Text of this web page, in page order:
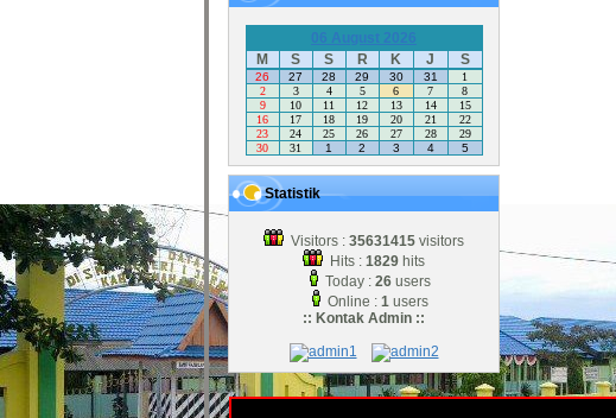
06 August 2026
M
S S R K J S
26 27 28 29 30 31
1
2
3 4 5 6 7
8
9
10 11 12 13 14
15
16
17 18 19 20 21
22
23
24 25 26 27 28
29
30
31 1 2 3 4 5
Statistik
Visitors : 35631415 visitors
Hits : 1829 hits
Today : 26users
Online : 1users
:: Kontak Admin ::